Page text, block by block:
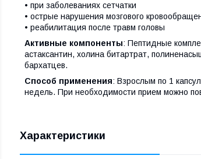
• при заболеваниях сетчатки
• острые нарушения мозгового
• реабилитация после травм головы
Активные компоненты: Пептидные
астаксантин, холина битартрат,
бархатцев.
Способ применения: Взрослым по 1
недель. При необходимости прием можно
Характеристики